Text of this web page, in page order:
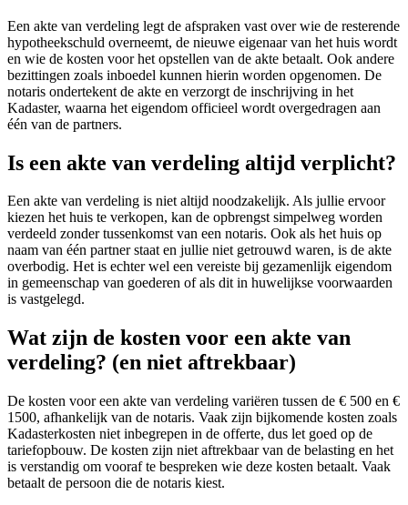
Een akte van verdeling legt de afspraken vast over wie de resterende
hypotheekschuld overneemt, de nieuwe eigenaar van het huis wordt
en wie de kosten voor het opstellen van de akte betaalt. Ook andere
bezittingen zoals inboedel kunnen hierin worden opgenomen. De
notaris ondertekent de akte en verzorgt de inschrijving in het
Kadaster, waarna het eigendom officieel wordt overgedragen aan
één van de partners.
Is een akte van verdeling altijd verplicht?
Een akte van verdeling is niet altijd noodzakelijk. Als jullie ervoor
kiezen het huis te verkopen, kan de opbrengst simpelweg worden
verdeeld zonder tussenkomst van een notaris. Ook als het huis op
naam van één partner staat en jullie niet getrouwd waren, is de akte
overbodig. Het is echter wel een vereiste bij gezamenlijk eigendom
in gemeenschap van goederen of als dit in huwelijkse voorwaarden
is vastgelegd.
Wat zijn de kosten voor een akte van
verdeling? (en niet aftrekbaar)
De kosten voor een akte van verdeling variëren tussen de € 500 en €
1500, afhankelijk van de notaris. Vaak zijn bijkomende kosten zoals
Kadasterkosten niet inbegrepen in de offerte, dus let goed op de
tariefopbouw. De kosten zijn niet aftrekbaar van de belasting en het
is verstandig om vooraf te bespreken wie deze kosten betaalt. Vaak
betaalt de persoon die de notaris kiest.